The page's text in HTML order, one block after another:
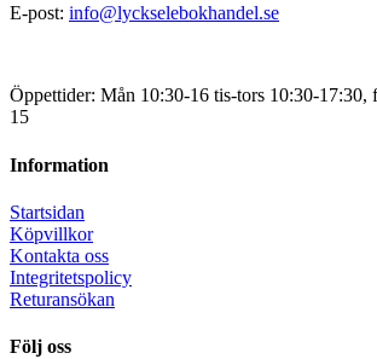
E-post: info@lyckselebokhandel.se
Öppettider: Mån 10:30-16 tis-tors 10:30-17:30,
15
Information
Startsidan
Köpvillkor
Kontakta oss
Integritetspolicy
Returansökan
Följ oss